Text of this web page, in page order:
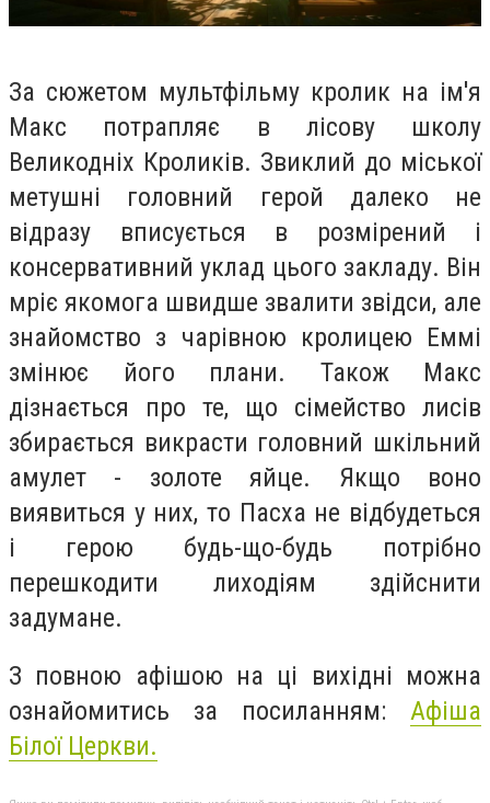
За сюжетом мультфільму кролик на ім'я
Макс потрапляє в лісову школу
Великодніх Кроликів. Звиклий до міської
метушні головний герой далеко не
відразу вписується в розмірений і
консервативний уклад цього закладу. Він
мріє якомога швидше звалити звідси, але
знайомство з чарівною кролицею Еммі
змінює його плани. Також Макс
дізнається про те, що сімейство лисів
збирається викрасти головний шкільний
амулет - золоте яйце. Якщо воно
виявиться у них, то Пасха не відбудеться
і герою будь-що-будь потрібно
перешкодити лиходіям здійснити
задумане.
З повною афішою на ці вихідні можна
ознайомитись за посиланням: Афіша
Білої Церкви.